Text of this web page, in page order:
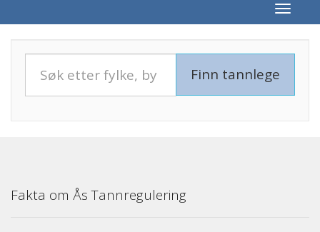
Meny
Fakta om Ås Tannregulering